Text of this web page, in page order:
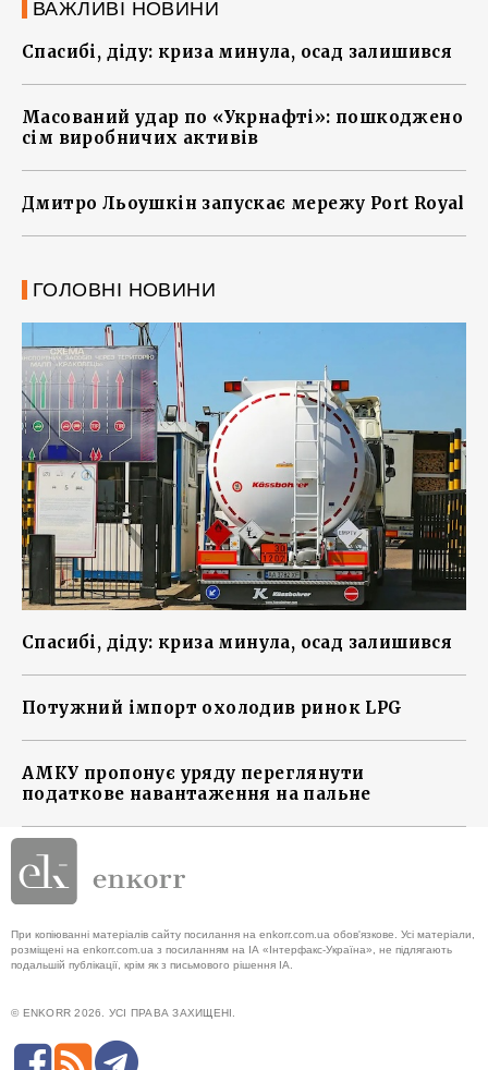
ВАЖЛИВІ НОВИНИ
Спасибі, діду: криза минула, осад залишився
Масований удар по «Укрнафті»: пошкоджено
сім виробничих активів
Дмитро Льоушкін запускає мережу Port Royal
ГОЛОВНІ НОВИНИ
Спасибі, діду: криза минула, осад залишився
Потужний імпорт охолодив ринок LPG
АМКУ пропонує уряду переглянути
податкове навантаження на пальне
При копіюванні матеріалів сайту посилання на enkorr.com.ua обов'язкове. Усі матеріали,
розміщені на enkorr.com.ua з посиланням на ІА «Інтерфакс-Україна», не підлягають
подальшій публікації, крім як з письмового рішення ІА.
© ENKORR 2026. УСІ ПРАВА ЗАХИЩЕНІ.